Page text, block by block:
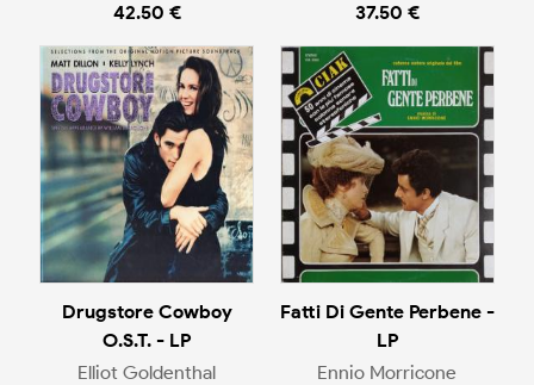
42.50 €
37.50 €
Drugstore Cowboy
O.S.T. - LP
Elliot Goldenthal
Fatti Di Gente Perbene -
LP
Ennio Morricone